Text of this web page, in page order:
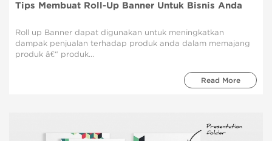
Tips Membuat Roll-Up Banner Untuk Bisnis Anda
Roll up Banner dapat digunakan untuk meningkatkan
dampak penjualan terhadap produk anda dalam memajang
produk â€“ produk...
Read More